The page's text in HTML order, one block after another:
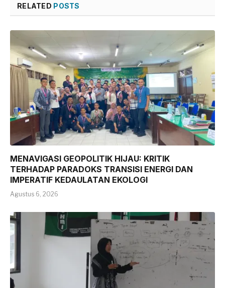
RELATED POSTS
MENAVIGASI GEOPOLITIK HIJAU: KRITIK
TERHADAP PARADOKS TRANSISI ENERGI DAN
IMPERATIF KEDAULATAN EKOLOGI
Agustus 6, 2026